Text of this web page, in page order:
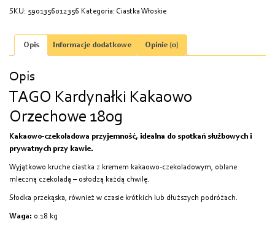
SKU: 5901356012356 Kategoria: Ciastka Włoskie
Opis Informacje dodatkowe Opinie (0)
Opis
TAGO Kardynałki Kakaowo
Orzechowe 180g
Kakaowo-czekoladowa przyjemność, idealna do spotkań służbowych i
prywatnych przy kawie.
Wyjątkowo kruche ciastka z kremem kakaowo-czekoladowym, oblane
mleczną czekoladą – osłodzą każdą chwilę.
Słodka przekąska, również w czasie krótkich lub dłuższych podróżach.
Waga: 0.18 kg